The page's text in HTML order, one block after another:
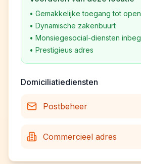
• Gemakkelijke toegang tot
• Dynamische zakenbuurt
• Monsiegesocial-diensten
• Prestigieus adres
Domiciliatiediensten
Postbeheer
Commercieel adres